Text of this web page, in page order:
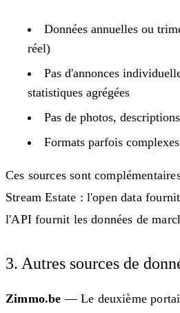
Données annuelles ou
réel)
Pas d'annonces
statistiques agrégées
Pas de photos,
Formats parfois
Ces sources sont
Stream Estate : l'open data
l'API fournit les données de
3. Autres sources de
Zimmo.be — Le deuxième